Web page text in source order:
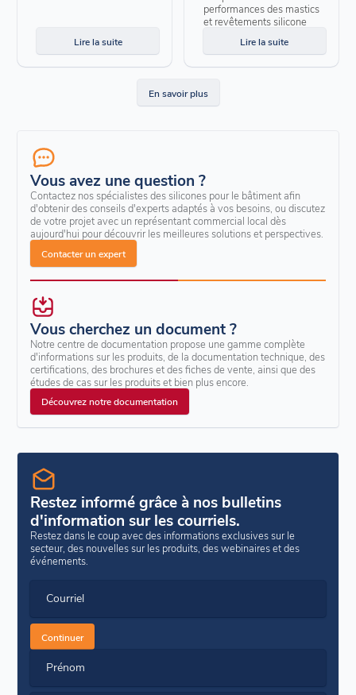
Lire la suite
performances des mastics
et revêtements silicone
Lire la suite
En savoir plus
Vous avez une question ?
Contactez nos spécialistes des silicones pour le bâtiment afin
d'obtenir des conseils d'experts adaptés à vos besoins, ou discutez
de votre projet avec un représentant commercial local dès
aujourd'hui pour découvrir les meilleures solutions et perspectives.
Contacter un expert
Vous cherchez un document ?
Notre centre de documentation propose une gamme complète
d'informations sur les produits, de la documentation technique, des
certifications, des brochures et des fiches de vente, ainsi que des
études de cas sur les produits et bien plus encore.
Découvrez notre documentation
Restez informé grâce à nos bulletins
d'information sur les courriels.
Restez dans le coup avec des informations exclusives sur le
secteur, des nouvelles sur les produits, des webinaires et des
événements.
Courriel
Continuer
Prénom